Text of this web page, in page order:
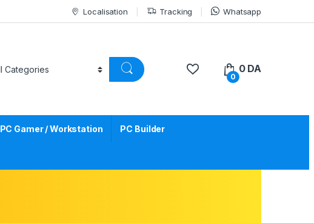
Localisation Tracking Whatsapp
0
0DA
PC Gamer / Workstation PC Builder